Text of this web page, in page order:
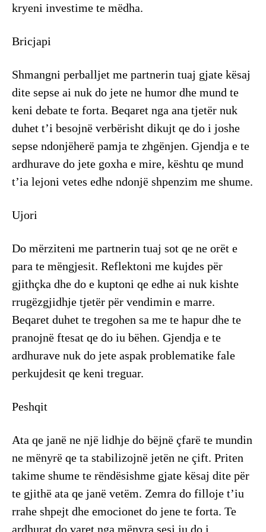
kryeni investime te mëdha.
Bricjapi
Shmangni perballjet me partnerin tuaj gjate kësaj
dite sepse ai nuk do jete ne humor dhe mund te
keni debate te forta. Beqaret nga ana tjetër nuk
duhet t’i besojnë verbërisht dikujt qe do i joshe
sepse ndonjëherë pamja te zhgënjen. Gjendja e te
ardhurave do jete goxha e mire, kështu qe mund
t’ia lejoni vetes edhe ndonjë shpenzim me shume.
Ujori
Do mërziteni me partnerin tuaj sot qe ne orët e
para te mëngjesit. Reflektoni me kujdes për
gjithçka dhe do e kuptoni qe edhe ai nuk kishte
rrugëzgjidhje tjetër për vendimin e marre.
Beqaret duhet te tregohen sa me te hapur dhe te
pranojnë ftesat qe do iu bëhen. Gjendja e te
ardhurave nuk do jete aspak problematike fale
perkujdesit qe keni treguar.
Peshqit
Ata qe janë ne një lidhje do bëjnë çfarë te mundin
ne mënyrë qe ta stabilizojnë jetën ne çift. Priten
takime shume te rëndësishme gjate kësaj dite për
te gjithë ata qe janë vetëm. Zemra do filloje t’iu
rrahe shpejt dhe emocionet do jene te forta. Te
ardhurat do varet nga mënyra sesi ju do i